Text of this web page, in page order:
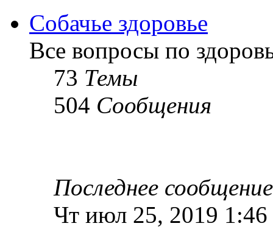
Собачье здоровье
Все вопросы по
73 Темы
504 Сообщения
Последнее сообщение
Чт июл 25, 2019 1:46